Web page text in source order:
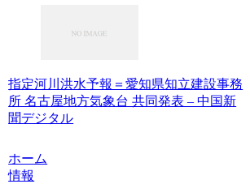
指定河川洪水予報＝愛知県知立建設事務
所 名古屋地方気象台 共同発表 – 中国新
聞デジタル
ホーム
情報